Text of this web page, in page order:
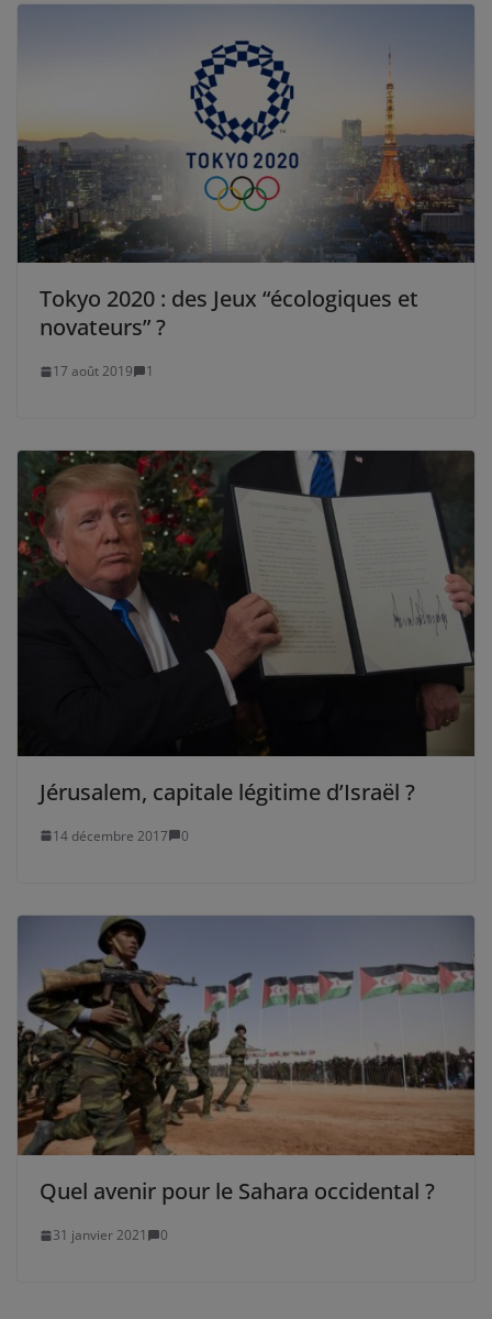
Tokyo 2020 : des Jeux “écologiques et
novateurs” ?
17 août 2019 1
Jérusalem, capitale légitime d’Israël ?
14 décembre 2017 0
Quel avenir pour le Sahara occidental ?
31 janvier 2021 0